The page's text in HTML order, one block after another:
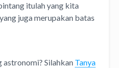
itulah yang kita
yang juga merupakan batas
astronomi? Silahkan Tanya